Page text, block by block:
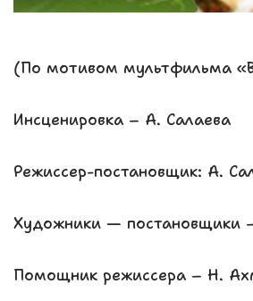
(По мотивом мультфильма
Инсценировка – А. Салаева
Режиссер-постановщик: А.
Художники — постановщики
Помощник режиссера – Н.